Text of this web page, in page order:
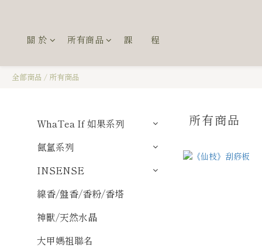
關 於 所有商品 課 程
全部商品 / 所有商品
WhaTea If 如果系列
氤氳系列
INSENSE
線香/盤香/香粉/香塔
神獸/天然水晶
大甲媽祖聯名
所有商品